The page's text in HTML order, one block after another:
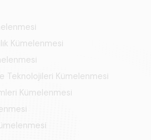
Kümelenmesi
Teknolojileri Kümelenmesi
Kümelenmesi